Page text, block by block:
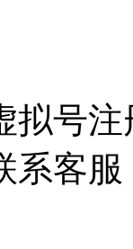
拟号注
系客服